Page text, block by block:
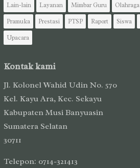
Lain-lain
Layanan Mimbar Guru Olahraga
Pramuka
Prestasi PTSP Raport Siswa
Upacara
Kontak kami
Jl. Kolonel Wahid Udin No. 570
Kel. Kayu Ara, Kec. Sekayu
Kabupaten Musi Banyuasin
Sumatera Selatan
30711
Telepon: 0714-321413